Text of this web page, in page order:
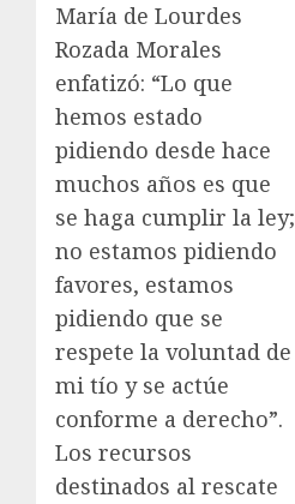
María de Lourdes
Rozada Morales
enfatizó: “Lo que
hemos estado
pidiendo desde hace
muchos años es que
se haga cumplir la ley;
no estamos pidiendo
favores, estamos
pidiendo que se
respete la voluntad de
mi tío y se actúe
conforme a derecho”.
Los recursos
destinados al rescate